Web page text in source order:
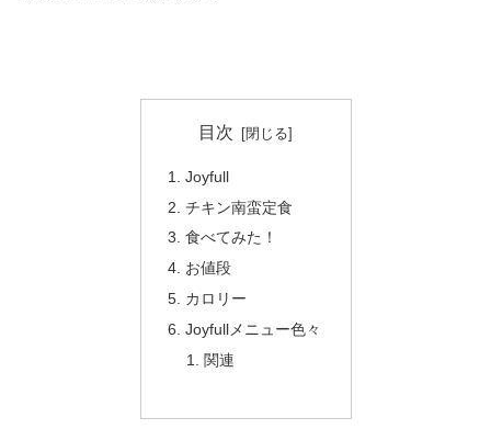
目次
Joyfull
チキン南蛮定食
食べてみた！
お値段
カロリー
Joyfullメニュー色々
関連